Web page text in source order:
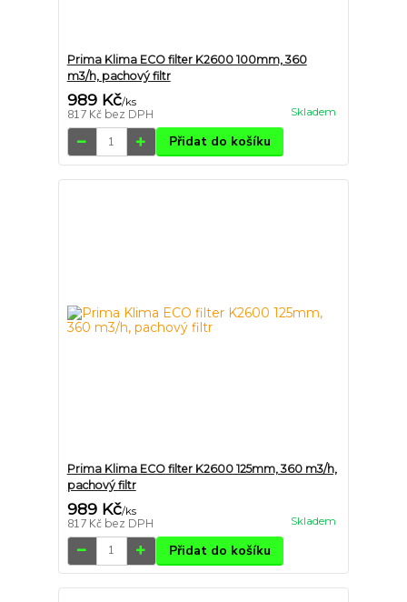
Prima Klima ECO filter K2600 100mm, 360
m3/h, pachový filtr
989 Kč/ks
817 Kč bez DPH Skladem
Přidat do košíku
Prima Klima ECO filter K2600 125mm, 360 m3/h,
pachový filtr
989 Kč/ks
817 Kč bez DPH Skladem
Přidat do košíku